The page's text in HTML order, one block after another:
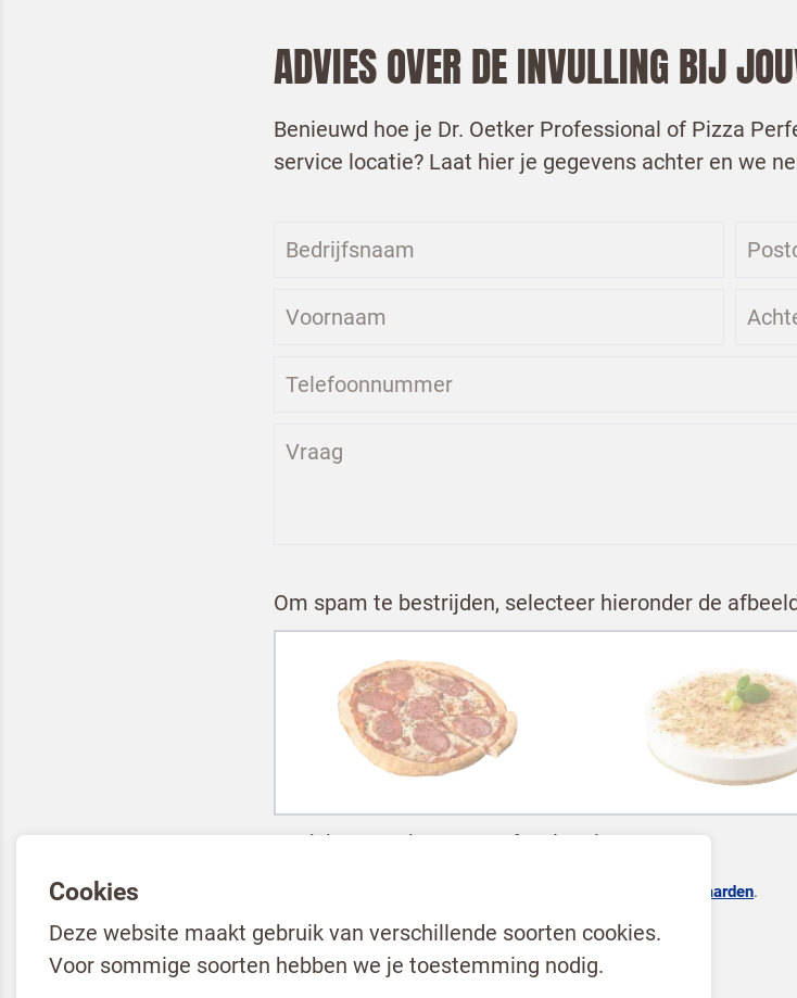
ADVIES OVER DE INVULLING BIJ
Benieuwd hoe je Dr. Oetker Professional of Pizza
service locatie? Laat hier je gegevens achter en we
Om spam te bestrijden, selecteer hieronder de
Ik ben een horeca professional
onze voorwaarden.
VERSTUREN
Cookies
Deze website maakt gebruik van verschillende soorten cookies.
Voor sommige soorten hebben we je toestemming nodig.